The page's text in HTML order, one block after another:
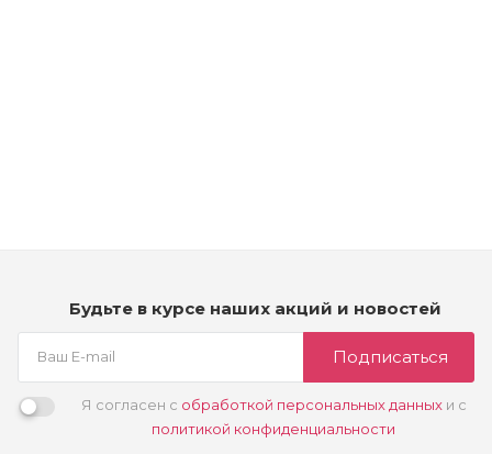
Будьте в курсе наших акций и новостей
Подписаться
Я согласен с обработкой персональных данныхи с
политикой конфиденциальности